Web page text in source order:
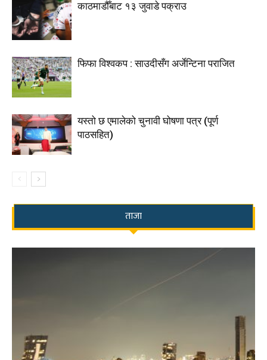
काठमाडौँबाट १३ जुवाडे पक्राउ
फिफा विश्वकप : साउदीसँग अर्जेन्टिना पराजित
यस्तो छ एमालेको चुनावी घोषणा पत्र (पूर्ण
पाठसहित)
ताजा